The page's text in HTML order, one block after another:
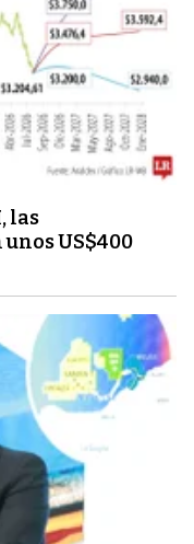
las
US$400